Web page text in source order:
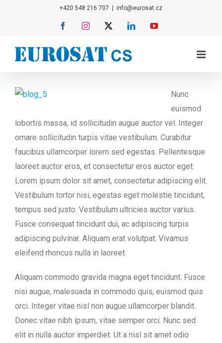
+420 548 216 707 info@eurosat.cz
FacebookInstagram LinkedInYouTube
Nunc
euismod
lobortis massa, id sollicitudin augue auctor vel. Integer
ornare sollicitudin turpis vitae vestibulum. Curabitur
faucibus ullamcorper lorem sed egestas. Pellentesque
laoreet auctor eros, et consectetur eros auctor eget.
Lorem ipsum dolor sit amet, consectetur adipiscing elit.
Vestibulum tortor nisi, egestas eget molestie tincidunt,
tempus sed justo. Vestibulum ultricies auctor varius.
Fusce consequat tincidunt dui, ac adipiscing turpis
adipiscing pulvinar. Aliquam erat volutpat. Vivamus
eleifend rhoncus nulla in laoreet.
Aliquam commodo gravida magna eget tincidunt. Fusce
nisi augue, malesuada in commodo quis, euismod quis
orci. Integer vitae nisl non augue ullamcorper blandit.
Donec vitae nibh ipsum, vitae semper orci. Nunc sed
elit in nulla auctor imperdiet. Ut a nisl sit amet odio